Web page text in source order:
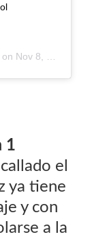
Nov 8, 2020 at 11:40am PST
1
el
ya tiene
y con
a la